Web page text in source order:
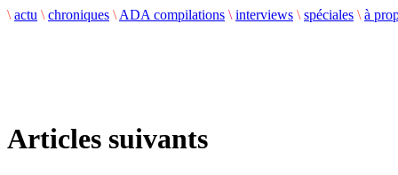
\ actu \ chroniques \ ADA compilations \ interviews \ spéciales \ à
Articles suivants